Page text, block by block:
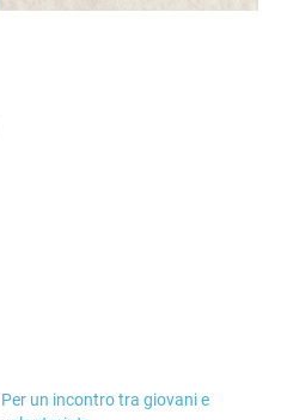
Per un incontro tra giovani e